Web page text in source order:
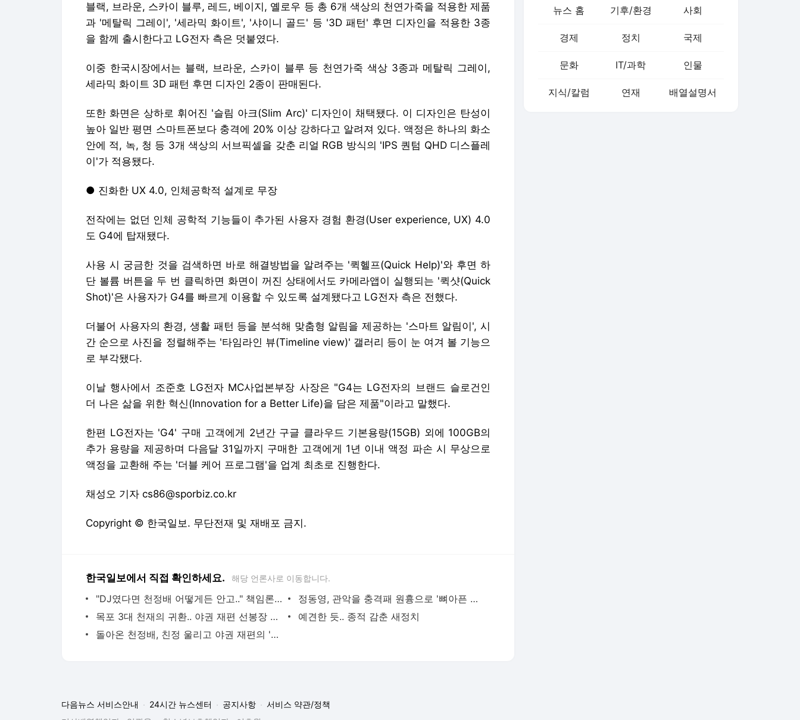
블랙, 브라운, 스카이 블루, 레드, 베이지, 옐로우 등 총 6개 색상의 천연가죽을 적용한 제품
과 '메탈릭 그레이', '세라믹 화이트', '샤이니 골드' 등 '3D 패턴' 후면 디자인을 적용한 3종
을 함께 출시한다고 LG전자 측은 덧붙였다.
이중 한국시장에서는 블랙, 브라운, 스카이 블루 등 천연가죽 색상 3종과 메탈릭 그레이,
세라믹 화이트 3D 패턴 후면 디자인 2종이 판매된다.
또한 화면은 상하로 휘어진 '슬림 아크(Slim Arc)' 디자인이 채택됐다. 이 디자인은 탄성이
높아 일반 평면 스마트폰보다 충격에 20% 이상 강하다고 알려져 있다. 액정은 하나의 화소
안에 적, 녹, 청 등 3개 색상의 서브픽셀을 갖춘 리얼 RGB 방식의 'IPS 퀀텀 QHD 디스플레
이'가 적용됐다.
● 진화한 UX 4.0, 인체공학적 설계로 무장
전작에는 없던 인체 공학적 기능들이 추가된 사용자 경험 환경(User experience, UX) 4.0
도 G4에 탑재됐다.
사용 시 궁금한 것을 검색하면 바로 해결방법을 알려주는 '퀵헬프(Quick Help)'와 후면 하
단 볼륨 버튼을 두 번 클릭하면 화면이 꺼진 상태에서도 카메라앱이 실행되는 '퀵샷(Quick
Shot)'은 사용자가 G4를 빠르게 이용할 수 있도록 설계됐다고 LG전자 측은 전했다.
더불어 사용자의 환경, 생활 패턴 등을 분석해 맞춤형 알림을 제공하는 '스마트 알림이', 시
간 순으로 사진을 정렬해주는 '타임라인 뷰(Timeline view)' 갤러리 등이 눈 여겨 볼 기능으
로 부각됐다.
이날 행사에서 조준호 LG전자 MC사업본부장 사장은 "G4는 LG전자의 브랜드 슬로건인
더 나은 삶을 위한 혁신(Innovation for a Better Life)을 담은 제품"이라고 말했다.
한편 LG전자는 'G4' 구매 고객에게 2년간 구글 클라우드 기본용량(15GB) 외에 100GB의
추가 용량을 제공하며 다음달 31일까지 구매한 고객에게 1년 이내 액정 파손 시 무상으로
액정을 교환해 주는 '더블 케어 프로그램'을 업계 최초로 진행한다.
채성오 기자 cs86@sporbiz.co.kr
Copyright © 한국일보. 무단전재 및 재배포 금지.
한국일보에서 직접 확인하세요. 해당 언론사로 이동합니다.
"DJ였다면 천정배 어떻게든 안고.." 책임론 중심에 선 文
정동영, 관악을 충격패 원흉으로 '뼈아픈 낙인'
목포 3대 천재의 귀환.. 야권 재편 선봉장 될 수 있을까?
예견한 듯.. 종적 감춘 새정치
돌아온 천정배, 친정 울리고 야권 재편의 '핵심'으로 부상
뉴스 홈 기후/환경 사회
경제 정치 국제
문화 IT/과학 인물
지식/칼럼 연재 배열설명서
다음뉴스 서비스안내 24시간 뉴스센터 공지사항
서비스 약관/정책